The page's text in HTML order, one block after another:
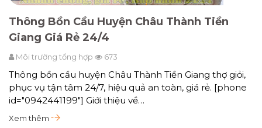
Thông Bồn Cầu Huyện Châu Thành Tiền
Giang Giá Rẻ 24/4
Môi trường tổng hợp 673
Thông bồn cầu huyện Châu Thành Tiền Giang thợ giỏi,
phục vụ tận tâm 24/7, hiệu quả an toàn, giá rẻ. [phone
id="0942441199"] Giới thiệu về…
Xem thêm